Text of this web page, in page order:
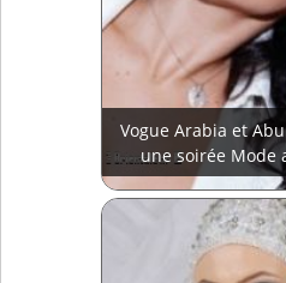
Vogue Arabia et
une soirée Mode